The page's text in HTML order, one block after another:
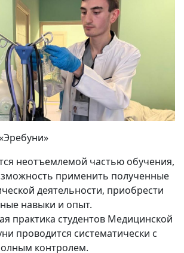
неотъемлемой частью обучения,
применить полученные
деятельности, приобрести
навыки и опыт.
практика студентов Медицинской
проводится систематически с
контролем.